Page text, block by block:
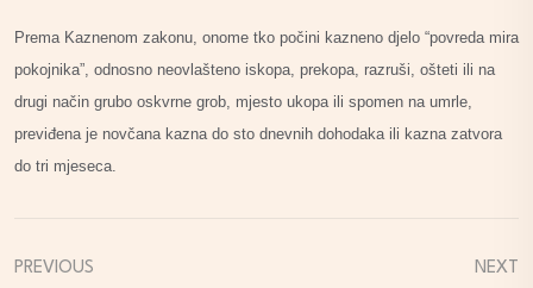
Prema Kaznenom zakonu, onome tko počini kazneno djelo “povreda mira
pokojnika”, odnosno neovlašteno iskopa, prekopa, razruši, ošteti ili na
drugi način grubo oskvrne grob, mjesto ukopa ili spomen na umrle,
previđena je novčana kazna do sto dnevnih dohodaka ili kazna zatvora
do tri mjeseca.
PREVIOUS
NEXT